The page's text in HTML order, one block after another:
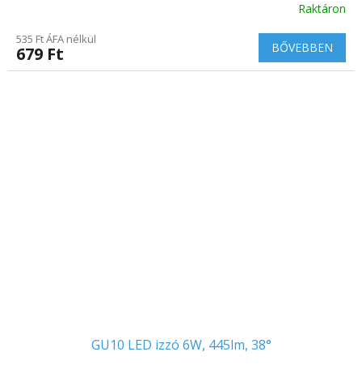
Raktáron
535 Ft ÁFA nélkül
679 Ft BŐVEBBEN
GU10 LED izzó 6W, 445lm, 38°